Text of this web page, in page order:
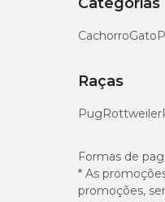
CachorroGato
Raças
PugRottweiler
Formas de
* As
promoções,